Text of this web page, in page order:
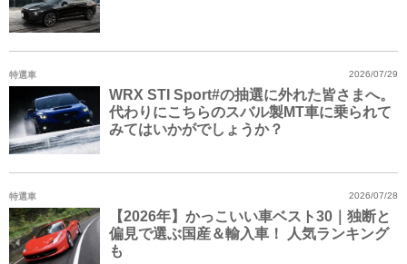
特選車
WRX STI Sport#の抽選に外れた皆さまへ。
代わりにこちらのスバル製MT車に乗られて
みてはいかがでしょうか？
2026/07/29
特選車
【2026年】かっこいい車ベスト30｜独断と
偏見で選ぶ国産＆輸入車！ 人気ランキング
も
2026/07/28